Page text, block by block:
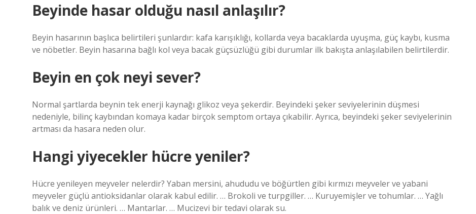
Beyinde hasar olduğu nasıl anlaşılır?
Beyin hasarının başlıca belirtileri şunlardır: kafa karışıklığı, kollarda veya bacaklarda uyuşma, güç kaybı, kusma
ve nöbetler. Beyin hasarına bağlı kol veya bacak güçsüzlüğü gibi durumlar ilk bakışta anlaşılabilen belirtilerdir.
Beyin en çok neyi sever?
Normal şartlarda beynin tek enerji kaynağı glikoz veya şekerdir. Beyindeki şeker seviyelerinin düşmesi
nedeniyle, bilinç kaybından komaya kadar birçok semptom ortaya çıkabilir. Ayrıca, beyindeki şeker seviyelerinin
artması da hasara neden olur.
Hangi yiyecekler hücre yeniler?
Hücre yenileyen meyveler nelerdir? Yaban mersini, ahududu ve böğürtlen gibi kırmızı meyveler ve yabani
meyveler güçlü antioksidanlar olarak kabul edilir. … Brokoli ve turpgiller. … Kuruyemişler ve tohumlar. … Yağlı
balık ve deniz ürünleri. … Mantarlar. … Mucizevi bir tedavi olarak su.